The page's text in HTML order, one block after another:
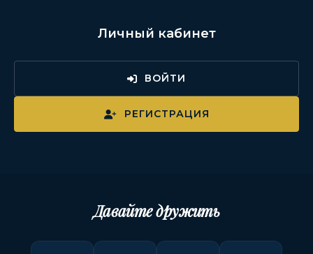
Личный кабинет
ВОЙТИ
РЕГИСТРАЦИЯ
Давайте дружить